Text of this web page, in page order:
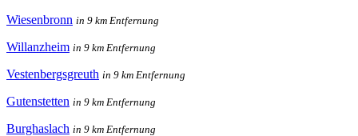
Wiesenbronn in 9 km Entfernung
Willanzheim in 9 km Entfernung
Vestenbergsgreuth in 9 km Entfernung
Gutenstetten in 9 km Entfernung
Burghaslach in 9 km Entfernung